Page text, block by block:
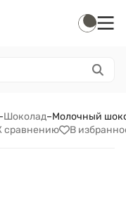
Шоколад–Молочный
сравнению В